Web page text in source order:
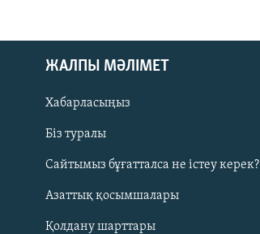
Русский
ЖАЗЫЛЫҢЫЗ
ЖАЛПЫ МӘЛІМЕТ
Хабарласыңыз
Біз туралы
Сайтымыз бұғатталса не істеу керек?
Азаттық қосымшалары
Қолдану шарттары